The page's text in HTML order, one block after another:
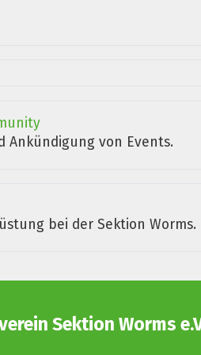
Ankündigung von Events.
bei der Sektion Worms.
Sektion Worms